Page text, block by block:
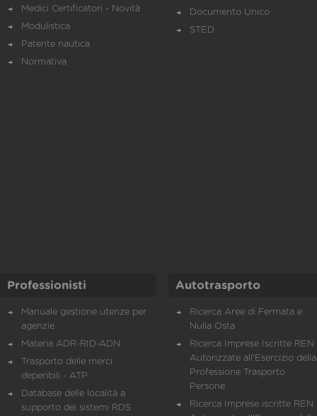
Medici Certificatori - Novità
Modulistica
Patente nautica
Normativa
Documento Unico
STED
Professionisti
Manuale gestione utenze per
agenzie
Materia ADR-RID-ADN
Trasporto delle merci
deperibili - ATP
Database delle località a
supporto dei sistemi RDS
Autotrasporto
Ricerca Aree di Fermata e
Nulla Osta
Ricerca Imprese Iscritte REN
Autorizzate all'Esercizio della
Professione Trasporto
Persone
Ricerca Imprese iscritte REN